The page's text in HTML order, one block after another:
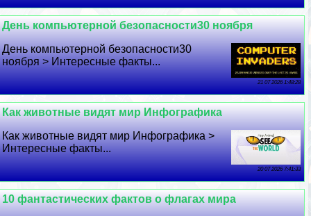
День компьютерной безопасности30 ноября
День компьютерной безопасности30
ноября > Интересные факты...
21 07 2026 1:48:28
Как животные видят мир Инфографика
Как животные видят мир Инфографика >
Интересные факты...
20 07 2026 7:41:33
10 фантастических фактов о флагах мира